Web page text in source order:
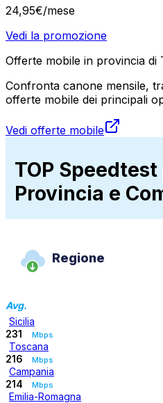
24,95€/mese
Vedi la promozione
Offerte mobile in provincia di
Confronta canone mensile,
offerte mobile dei principali
Vedi offerte mobile
TOP
Provincia e
Regione
Avg.
Sicilia
231
Mbps
Toscana
216
Mbps
Campania
214
Mbps
Emilia-Romagna